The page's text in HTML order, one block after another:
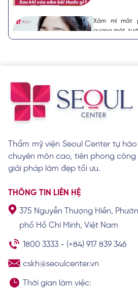
Xăm mí mắt
gương mặt,
Xem chi tiết
năm 2026
Xem chi tiết
Bật mí 9 cách
“cực đơn giản”
Xem chi tiết
nên thực hiện?
Xem chi tiết
Thẩm mỹ viện Seoul Center tự
chuyên môn cao, tiên phong
giải pháp làm đẹp tối ưu.
THÔNG TIN LIÊN HỆ
375 Nguyễn Thượng Hiền,
phố Hồ Chí Minh, Việt Nam
1800 3333 - (+84) 917 839 346
cskh@seoulcenter.vn
Thời gian làm việc: